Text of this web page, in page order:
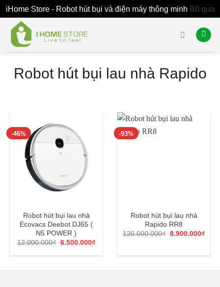
iHome Store - Robot hút bụi và điện máy thông minh Bỏ qua
content
Robot hút bụi lau nhà Rapido
-46%
Robot hút bụi lau nhà
Ecovacs Deebot DJ65 (
N5 POWER )
12.000.000₫ Giá
là:
6.500.000₫Giá
tại
-93%
Robot hút bụi lau nhà
Rapido RR8
120.000.000₫ Giá
8.900.000₫Giá